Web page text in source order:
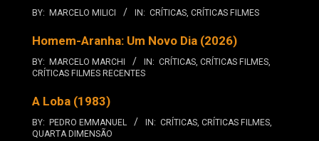
BY: MARCELO MILICI IN: CRÍTICAS, CRÍTICAS FILMES
Homem-Aranha: Um Novo Dia (2026)
BY: MARCELO MARCHI IN: CRÍTICAS, CRÍTICAS FILMES,
CRÍTICAS FILMES RECENTES
A Loba (1983)
BY: PEDRO EMMANUEL IN: CRÍTICAS, CRÍTICAS FILMES,
QUARTA DIMENSÃO